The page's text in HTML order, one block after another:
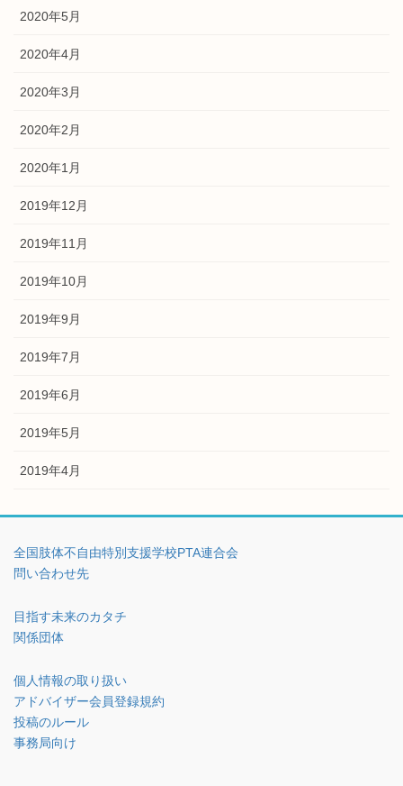
2020年5月
2020年4月
2020年3月
2020年2月
2020年1月
2019年12月
2019年11月
2019年10月
2019年9月
2019年7月
2019年6月
2019年5月
2019年4月
全国肢体不自由特別支援学校PTA連合会
問い合わせ先
目指す未来のカタチ
関係団体
個人情報の取り扱い
アドバイザー会員登録規約
投稿のルール
事務局向け